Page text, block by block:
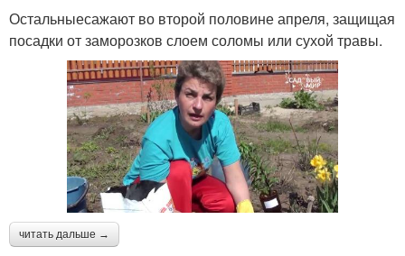
Остальныесажают во второй половине апреля, защищая
посадки от заморозков слоем соломы или сухой травы.
читать дальше →